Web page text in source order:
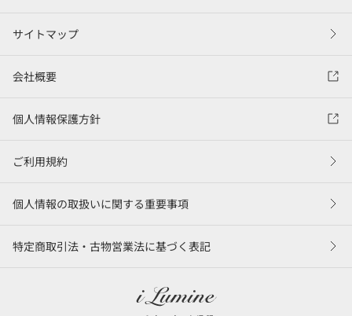
サイトマップ
会社概要
個人情報保護方針
ご利用規約
個人情報の取扱いに関する重要事項
特定商取引法・古物営業法に基づく表記